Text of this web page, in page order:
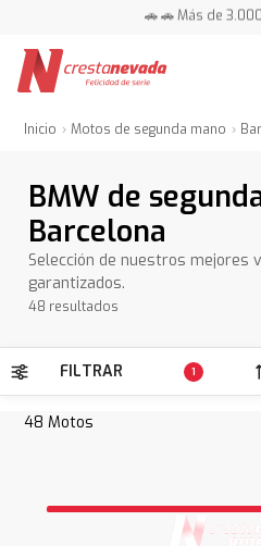
📍 Centros en
📍 Centros en
Inicio Motos de segunda mano
BMW de
Barcelona
Selección de nuestros mejores
garantizados.
48 resultados
FILTRAR 1
48 Motos